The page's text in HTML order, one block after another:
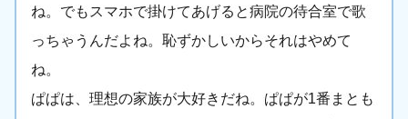
ね。でもスマホで掛けてあげると病院の待合室で歌
っちゃうんだよね。恥ずかしいからそれはやめて
ね。
ぱぱは、理想の家族が大好きだね。ぱぱが1番まとも